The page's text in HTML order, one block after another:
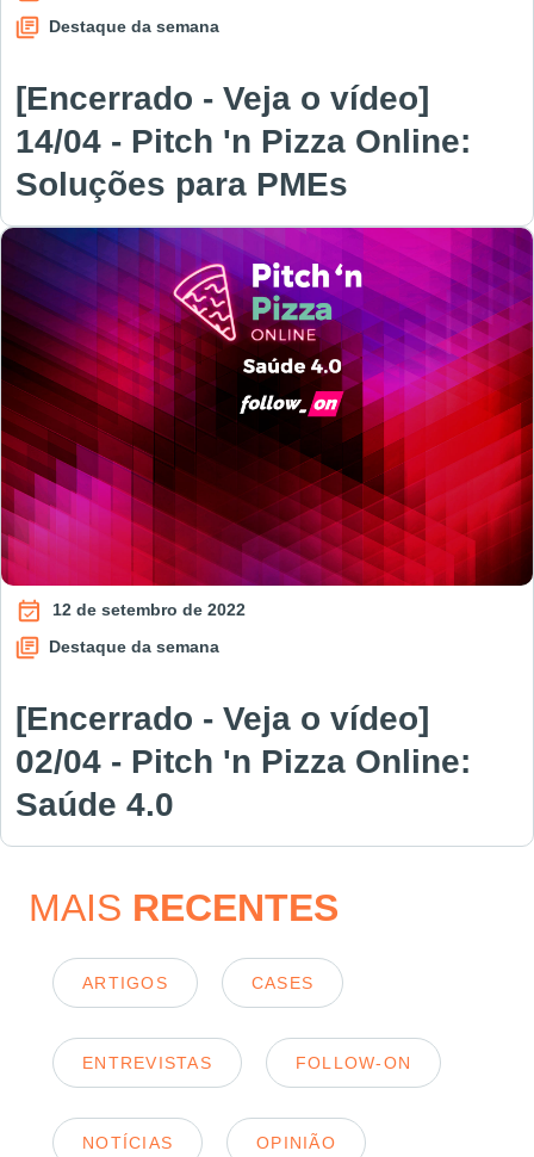
Destaque da semana
[Encerrado - Veja o vídeo]
14/04 - Pitch 'n Pizza Online:
Soluções para PMEs
12 de setembro de 2022
Destaque da semana
[Encerrado - Veja o vídeo]
02/04 - Pitch 'n Pizza Online:
Saúde 4.0
MAIS RECENTES
ARTIGOS CASES
ENTREVISTAS FOLLOW-ON
NOTÍCIAS OPINIÃO